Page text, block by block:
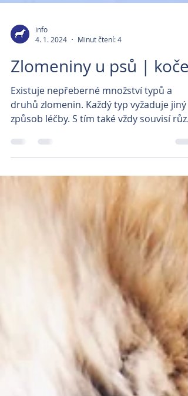
info
Zlomeniny u psů | koček
druhů zlomenin. Každý typ vyžaduje jiný
způsob léčby. S tím také vždy souvisí
druhy prognózy...